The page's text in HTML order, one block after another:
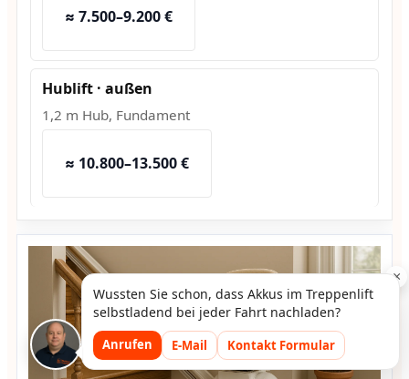
≈ 7.500–9.200 €
Hublift · außen
1,2 m Hub, Fundament
≈ 10.800–13.500 €
×
Wussten Sie schon, dass Akkus im Treppenlift
selbstladend bei jeder Fahrt nachladen?
Anrufen E-Mail Kontakt Formular